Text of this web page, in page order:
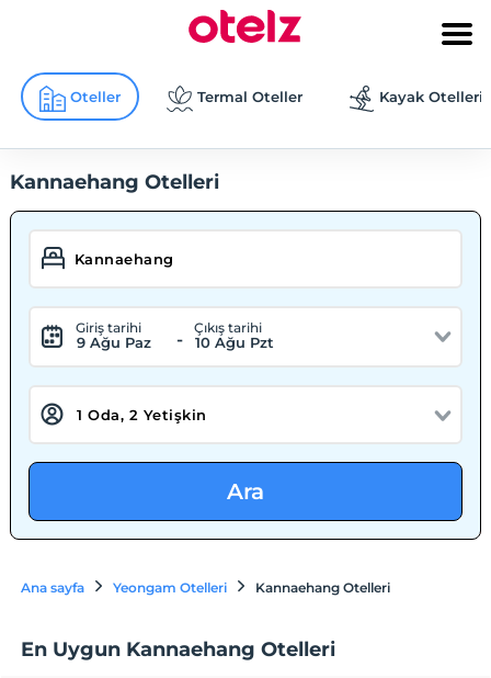
Oteller Termal Oteller Kayak Otelleri
Kannaehang Otelleri
Giriş tarihi
9 Ağu Paz -
Çıkış tarihi
10 Ağu Pzt
Ara
Ana sayfa Yeongam Otelleri Kannaehang Otelleri
En Uygun Kannaehang Otelleri